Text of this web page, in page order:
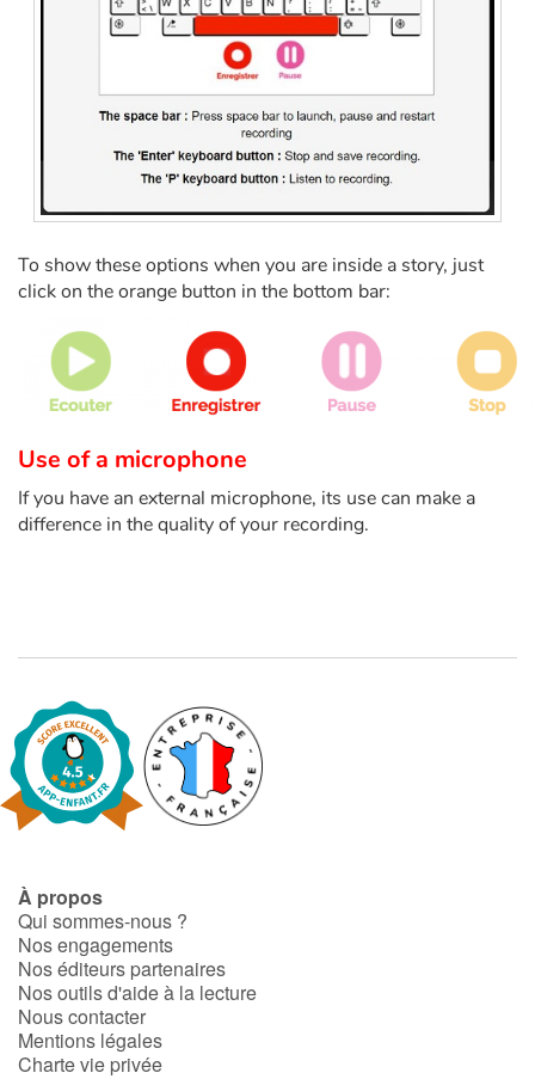
Amour et amitié
Sujets de société
Émotions et sentiments
Formats et illustrations
Catalogue anglais
Contraste +
Aide
Accueil
Vidéos & Tutoriaux
Blog
Actualités
Par thématique
Rencontres et témoignages
Contes d'ici et d'ailleurs
To show these options when you are inside a story, just
click on the orange button in the bottom bar:
Use of a microphone
If you have an external microphone, its use can make a
difference in the quality of your recording.
À propos
Qui sommes-nous ?
Nos engagements
Nos éditeurs partenaires
Nos outils d'aide à la lecture
Nous contacter
Mentions légales
Charte vie privée